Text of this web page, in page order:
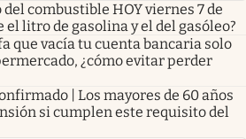
del combustible HOY viernes 7 de
el litro de gasolina y el del gasóleo?
que vacía tu cuenta bancaria solo
¿cómo evitar perder
| Los mayores de 60 años
si cumplen este requisito del